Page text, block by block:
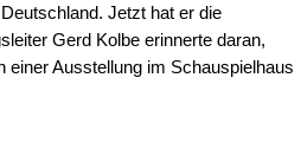
Jetzt hat er die
Gerd Kolbe erinnerte daran,
Ausstellung im Schauspielhaus